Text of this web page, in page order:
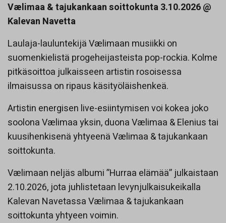
Vælimaa & tajukankaan soittokunta 3.10.2026 @
Kalevan Navetta
Laulaja-lauluntekijä Vælimaan musiikki on
suomenkielistä progeheijasteista pop-rockia. Kolme
pitkäsoittoa julkaisseen artistin rosoisessa
ilmaisussa on ripaus käsityöläishenkeä.
Artistin energisen live-esiintymisen voi kokea joko
soolona Vælimaa yksin, duona Vælimaa & Elenius tai
kuusihenkisenä yhtyeenä Vælimaa & tajukankaan
soittokunta.
Vælimaan neljäs albumi ”Hurraa elämää” julkaistaan
2.10.2026, jota juhlistetaan levynjulkaisukeikalla
Kalevan Navetassa Vælimaa & tajukankaan
soittokunta yhtyeen voimin.